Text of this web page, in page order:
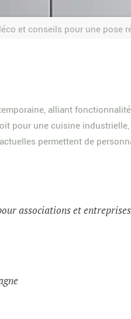
et conseils pour une pose
alliant
pour une cuisine
permettent de
associations et entreprises